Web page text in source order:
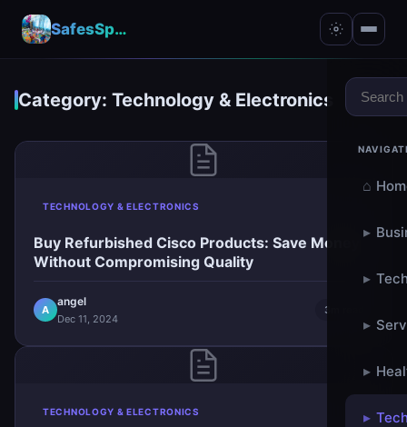
SafesSpace – A Secure Place for Growth & Support
⌂
▸
▸
▸
▸
▸
Category: Technology & Electronics
TECHNOLOGY & ELECTRONICS
Buy Refurbished Cisco Products: Save Money
Without Compromising Quality
A
angel
Dec 11, 2024
3m read
TECHNOLOGY & ELECTRONICS